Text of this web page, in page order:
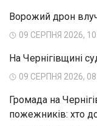
Ворожий дрон
09 СЕРПНЯ 2026,
На Чернігівщині
09 СЕРПНЯ 2026,
Громада на
пожежників: хто